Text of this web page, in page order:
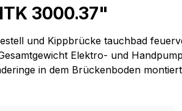
3000.37"
und Kippbrücke tauchbad
Elektro- und
in dem Brückenboden